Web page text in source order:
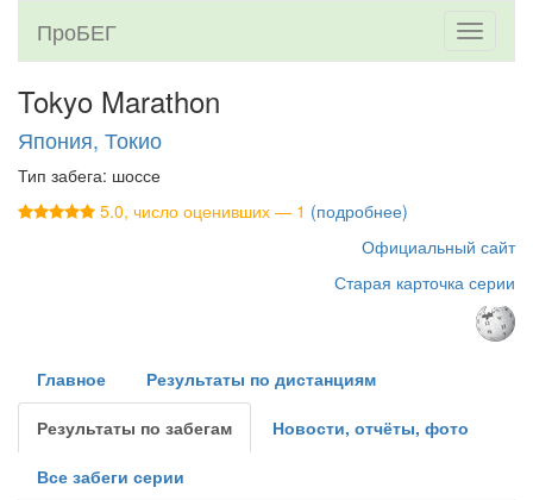
Toggle
ПроБЕГ
Tokyo Marathon
Япония, Токио
Тип забега: шоссе
5.0, число оценивших — 1 (подробнее)
Официальный сайт
Старая карточка серии
Главное Результаты по дистанциям
Результаты по забегам Новости, отчёты, фото
Все забеги серии